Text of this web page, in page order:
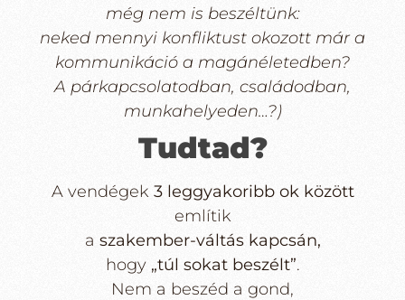
még nem is beszéltünk:
neked mennyi konfliktust okozott már a
kommunikáció a magánéletedben?
A párkapcsolatodban, családodban,
munkahelyeden…?)
Tudtad?
A vendégek3 leggyakoribb ok között
említik
a szakember-váltás kapcsán,
hogy „túl sokat beszélt”.
Nem a beszéd a gond,